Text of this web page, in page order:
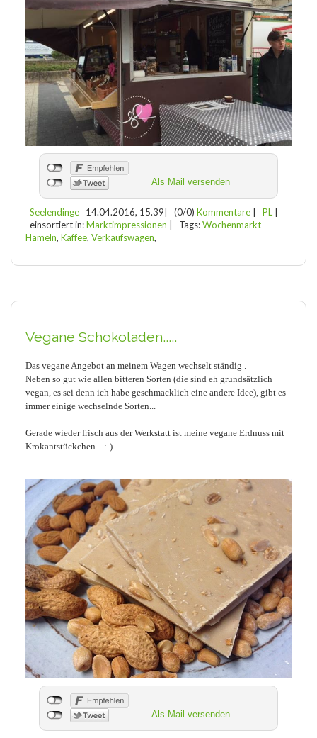
Als Mail versenden
Seelendinge 14.04.2016, 15.39 (0/0) Kommentare PL
einsortiert in:Marktimpressionen Tags:Wochenmarkt
Hameln, Kaffee, Verkaufswagen,
Vegane Schokoladen.....
Das vegane Angebot an meinem Wagen wechselt ständig .
Neben so gut wie allen bitteren Sorten (die sind eh grundsätzlich
vegan, es sei denn ich habe geschmacklich eine andere Idee), gibt es
immer einige wechselnde Sorten...
Gerade wieder frisch aus der Werkstatt ist meine vegane Erdnuss mit
Krokantstückchen....:-)
Als Mail versenden